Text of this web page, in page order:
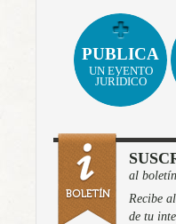
PUBLICA
UN EVENTO
JURÍDICO
al
Recibe
de tu